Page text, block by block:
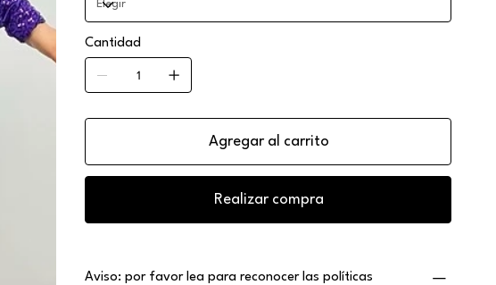
Cantidad
Agregar al carrito
Realizar compra
Aviso: por favor lea para reconocer las políticas